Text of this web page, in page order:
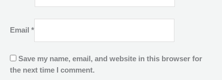
Email *
Save my name, email, and website in this browser for
the next time I comment.